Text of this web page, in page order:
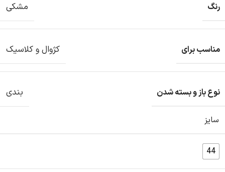
رنگ مشکی
مناسب برای کژوال و کلاسیک
نوع باز و بسته شدن بندی
سایز
44